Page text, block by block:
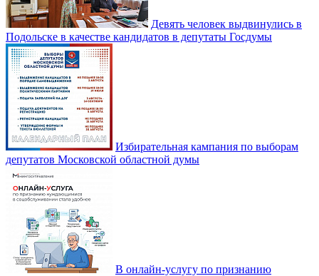
Девять человек выдвинулись в
Подольске в качестве кандидатов в депутаты Госдумы
Избирательная кампания по выборам
депутатов Московской областной думы
В онлайн-услугу по признанию